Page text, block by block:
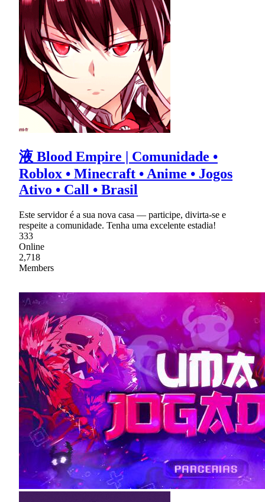
液 Blood Empire | Comunidade •
Roblox • Minecraft • Anime • Jogos
Ativo • Call • Brasil
Este servidor é a sua nova casa — participe, divirta-se e
respeite a comunidade. Tenha uma excelente estadia!
333
Online
2,718
Members